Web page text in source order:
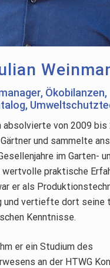
Ökobilanzen,
absolvierte von 2009 bis
und sammelte
im Garten-
praktische
er als
und vertiefte dort seine
Kenntnisse.
er ein Studium des
an der HTWG